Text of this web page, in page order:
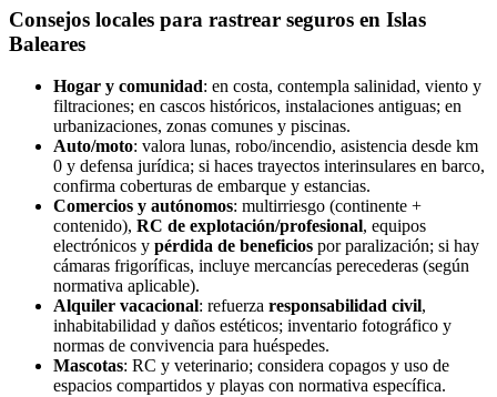
Consejos locales para rastrear seguros en Islas
Baleares
Hogar y comunidad: en costa, contempla salinidad, viento y
filtraciones; en cascos históricos, instalaciones antiguas; en
urbanizaciones, zonas comunes y piscinas.
Auto/moto: valora lunas, robo/incendio, asistencia desde km
0 y defensa jurídica; si haces trayectos interinsulares en barco,
confirma coberturas de embarque y estancias.
Comercios y autónomos: multirriesgo (continente +
contenido), RC de explotación/profesional, equipos
electrónicos y pérdida de beneficios por paralización; si hay
cámaras frigoríficas, incluye mercancías perecederas (según
normativa aplicable).
Alquiler vacacional: refuerza responsabilidad civil,
inhabitabilidad y daños estéticos; inventario fotográfico y
normas de convivencia para huéspedes.
Mascotas: RC y veterinario; considera copagos y uso de
espacios compartidos y playas con normativa específica.